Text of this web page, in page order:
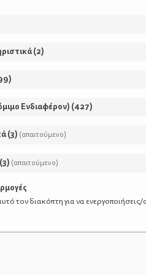
(2)
)
Ενδιαφέρον) (427)
(3) (απαιτούμενο)
(3) (απαιτούμενο)
τον διακόπτη για να ενεργοποιήσεις/